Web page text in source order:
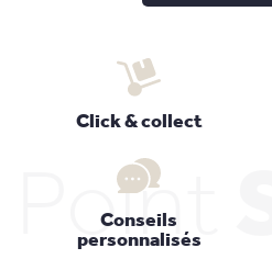
Point
Click & collect
Conseils
personnalisés